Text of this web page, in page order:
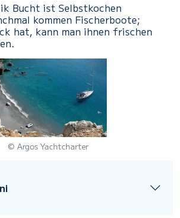
Bucht ist Selbstkochen
kommen Fischerboote;
hat, kann man ihnen frischen
© Argos Yachtcharter